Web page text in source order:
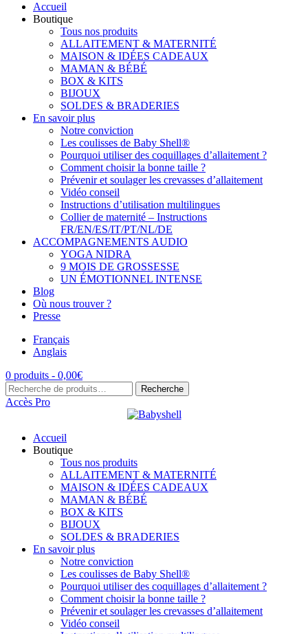
Accueil
Boutique
Tous nos produits
ALLAITEMENT & MATERNITÉ
MAISON & IDÉES CADEAUX
MAMAN & BÉBÉ
BOX & KITS
BIJOUX
SOLDES & BRADERIES
En savoir plus
Notre conviction
Les coulisses de Baby Shell®
Pourquoi utiliser des coquillages d’allaitement ?
Comment choisir la bonne taille ?
Prévenir et soulager les crevasses d’allaitement
Vidéo conseil
Instructions d’utilisation multilingues
Collier de maternité – Instructions
FR/EN/ES/IT/PT/NL/DE
ACCOMPAGNEMENTS AUDIO
YOGA NIDRA
9 MOIS DE GROSSESSE
UN ÉMOTIONNEL INTENSE
Blog
Où nous trouver ?
Presse
Français
Anglais
0 produits - 0,00€
Recherche
pour :
Recherche
Accès Pro
Accueil
Boutique
Tous nos produits
ALLAITEMENT & MATERNITÉ
MAISON & IDÉES CADEAUX
MAMAN & BÉBÉ
BOX & KITS
BIJOUX
SOLDES & BRADERIES
En savoir plus
Notre conviction
Les coulisses de Baby Shell®
Pourquoi utiliser des coquillages d’allaitement ?
Comment choisir la bonne taille ?
Prévenir et soulager les crevasses d’allaitement
Vidéo conseil